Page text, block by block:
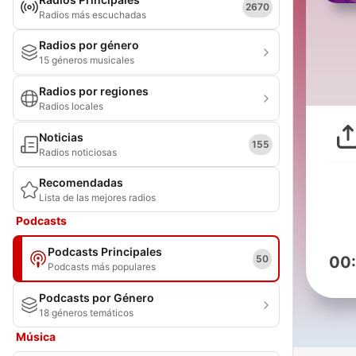
Radios más escuchadas
2670
Radios por género
15 géneros musicales
Radios por regiones
Radios locales
Noticias
Radios noticiosas
155
Recomendadas
Lista de las mejores radios
Podcasts
Podcasts Principales
Podcasts más populares
50
Podcasts por Género
18 géneros temáticos
Música